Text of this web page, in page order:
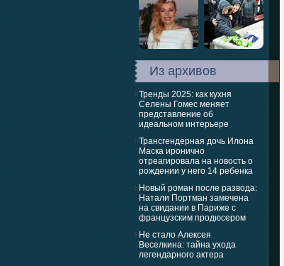
Из архивов
Тренды 2025: как кухня
Селены Гомес меняет
представление об
идеальном интерьере
Трансгендерная дочь Илона
Маска иронично
отреагировала на новость о
рождении у него 14 ребенка
Новый роман после развода:
Натали Портман замечена
на свидании в Париже с
французским продюсером
Не стало Алексея
Веселкина: тайна ухода
легендарного актера